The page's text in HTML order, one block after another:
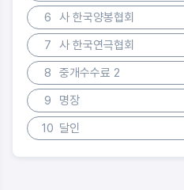
6
사 한국양봉협회
7
사 한국연극협회
8
중개수수료 2
9
명장
10 달인